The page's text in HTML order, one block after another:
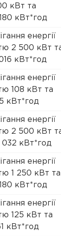
кВт та
кВт*год
енергії
2 500 кВт
кВт*год
енергії
108 кВт та
кВт*год
енергії
2 500 кВт
кВт*год
енергії
1 250 кВт та
кВт*год
енергії
125 кВт та
кВт*год